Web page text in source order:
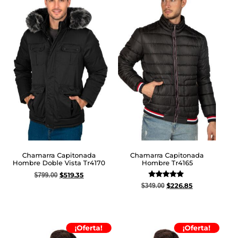
Chamarra Capitonada
Hombre Doble Vista Tr4170
$799.00 $519.35
Chamarra Capitonada
Hombre Tr4165
Valorado
con
$349.00 $226.85
¡Oferta! ¡Oferta!